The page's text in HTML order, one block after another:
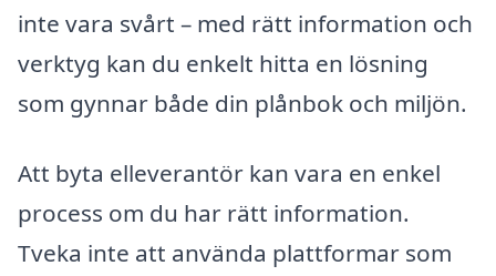
inte vara svårt – med rätt information och
verktyg kan du enkelt hitta en lösning
som gynnar både din plånbok och miljön.
Att byta elleverantör kan vara en enkel
process om du har rätt information.
Tveka inte att använda plattformar som